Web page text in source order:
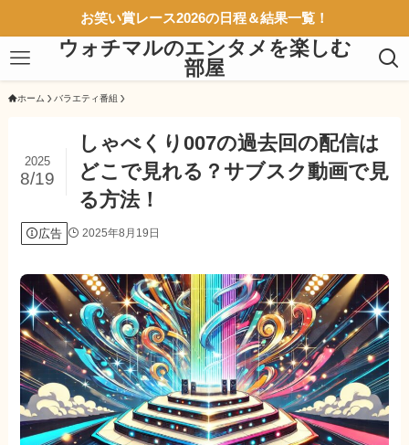
お笑い賞レース2026の日程＆結果一覧！
ウォチマルのエンタメを楽しむ
部屋
ホーム バラエティ番組
しゃべくり007の過去回の配信は
どこで見れる？サブスク動画で見
る方法！
2025
8/19
広告 2025年8月19日